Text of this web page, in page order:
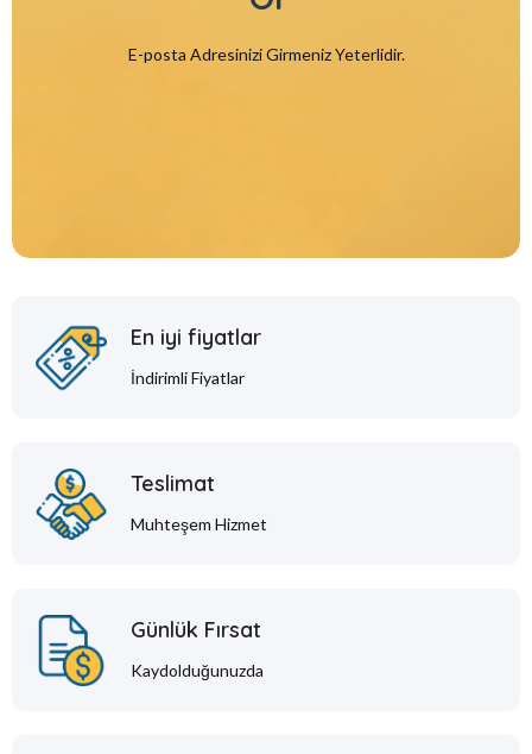
E-posta Adresinizi Girmeniz Yeterlidir.
En iyi fiyatlar
İndirimli Fiyatlar
Teslimat
Muhteşem Hizmet
Günlük Fırsat
Kaydolduğunuzda